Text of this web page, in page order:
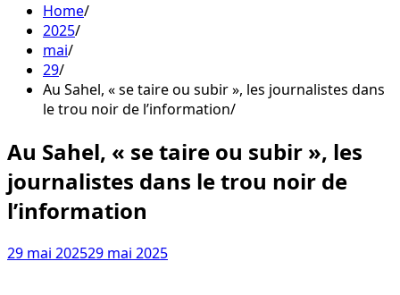
Home
2025
mai
29
Au Sahel, « se taire ou subir », les journalistes dans
le trou noir de l’information
Au Sahel, « se taire ou subir », les
journalistes dans le trou noir de
l’information
29 mai 202529 mai 2025